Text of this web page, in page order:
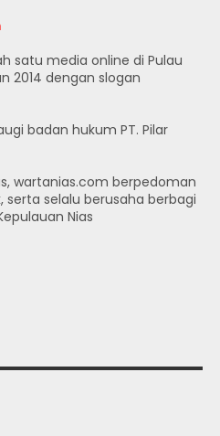
satu media online di Pulau
2014 dengan slogan
badan hukum PT. Pilar
wartanias.com berpedoman
serta selalu berusaha berbagi
Nias